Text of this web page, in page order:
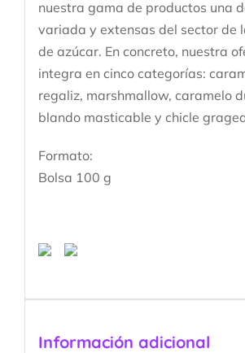
nuestra gama de productos una
variada y extensas del sector de
de azúcar. En concreto, nuestra
integra en cinco categorías:
regaliz, marshmallow, caramelo
blando masticable y chicle
Formato:
Bolsa 100 g
Información adicional